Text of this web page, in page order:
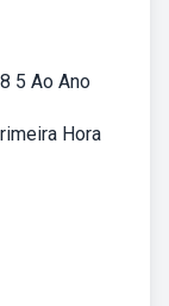
5 Ao Ano
Hora